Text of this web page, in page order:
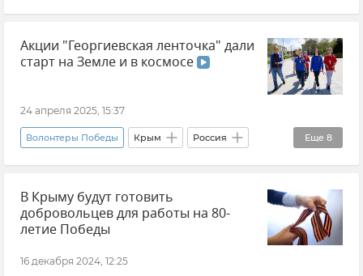
Общество
Движение первых Общество
Великобритания Россия Новости
Акции "Георгиевская ленточка" дали
старт на Земле и в космосе
24 апреля 2025, 15:37
Еще 8
Волонтеры Победы Крым Россия
Акция "Георгиевская ленточка"
Патриотическое воспитание
Дмитрий Киселев
Международная медиагруппа "Россия сегодня"
В Крыму будут готовить
добровольцев для работы на 80-
летие Победы
16 декабря 2024, 12:25